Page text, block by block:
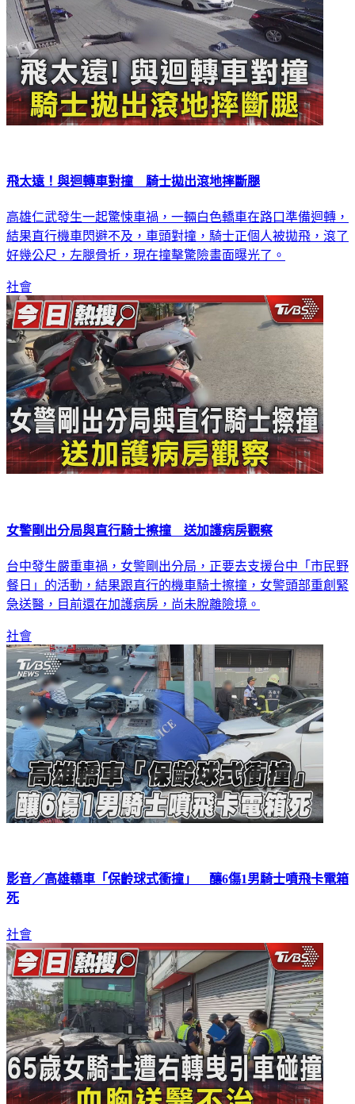
飛太遠！與迴轉車對撞 騎士拋出滾地摔斷腿
高雄仁武發生一起驚悚車禍，一輛白色轎車在路口準備迴轉，
結果直行機車閃避不及，車頭對撞，騎士正個人被拋飛，滾了
好幾公尺，左腿骨折，現在撞擊驚險畫面曝光了。
社會
女警剛出分局與直行騎士擦撞 送加護病房觀察
台中發生嚴重車禍，女警剛出分局，正要去支援台中「市民野
餐日」的活動，結果跟直行的機車騎士擦撞，女警頭部重創緊
急送醫，目前還在加護病房，尚未脫離險境。
社會
影音／高雄轎車「保齡球式衝撞」 釀6傷1男騎士噴飛卡電箱
死
社會